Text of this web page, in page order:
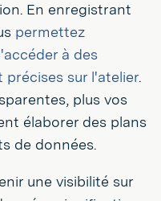
En enregistrant
permettez
à des
sur l'atelier.
plus vos
élaborer des plans
de données.
une visibilité sur